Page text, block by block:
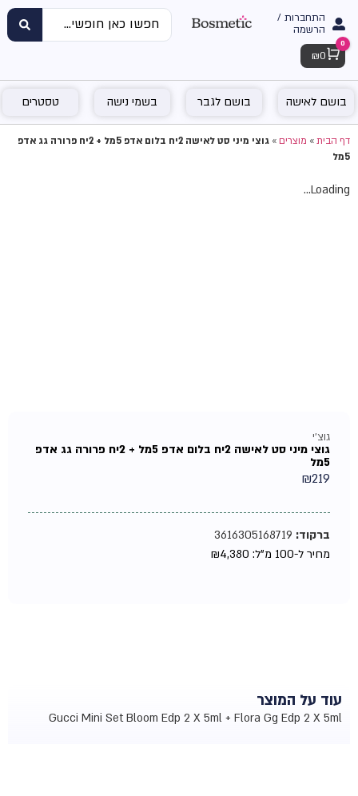
התחברות /
הרשמה
Cart
0
₪ 0
בושם לאישה בושם לגבר בשמי נישה טסטרים
דף הבית»מוצרים»
גוצי מיני סט לאישה 2יח בלום אדפ 5מל + 2יח פרורה גג אדפ
Loading...
גוצ'י
גוצי מיני סט לאישה 2יח בלום אדפ 5מל + 2יח פרורה גג אדפ
₪219
ברקוד:3616305168719
מחיר ל-100 מ"ל:
₪4,380
עוד על המוצר
Gucci Mini Set Bloom Edp 2 X 5ml + Flora Gg Edp 2 X 5ml